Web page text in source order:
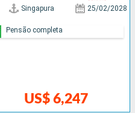
Singapura 25/02/2028
US$ 6,247
Pensão completa